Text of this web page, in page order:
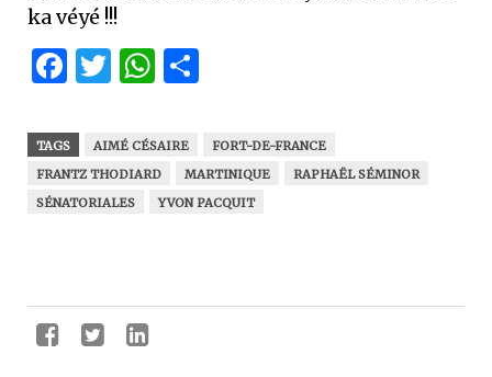
ka véyé !!!
Facebook
Twitter
WhatsApp
TAGS AIMÉ CÉSAIRE
FORT-DE-FRANCE
FRANTZ THODIARD
MARTINIQUE
RAPHAËL SÉMINOR
SÉNATORIALES
YVON PACQUIT